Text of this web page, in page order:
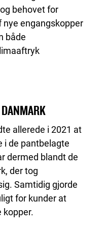
behovet for
engangskopper
både
allerede i 2021 at
i de pantbelagte
dermed blandt de
der tog
Samtidig gjorde
for kunder at
kopper.